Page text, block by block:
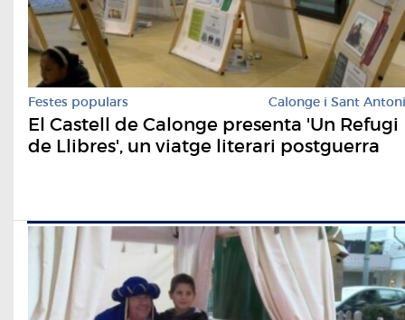
Festes populars Calonge i Sant Antoni
El Castell de Calonge presenta 'Un Refugi
de Llibres', un viatge literari postguerra